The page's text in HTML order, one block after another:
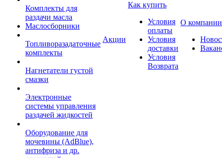
Комплекты для
раздачи масла
Маслосборники
Топливоразадаточные
комплекты
Нагнетатели густой
смазки
Электронные
системы управления
раздачей жидкостей
Оборудование для
мочевины (AdBlue),
антифриза и др.
Акции
Как купить
Условия
оплаты
Условия
доставки
Условия
Возврата
О компании